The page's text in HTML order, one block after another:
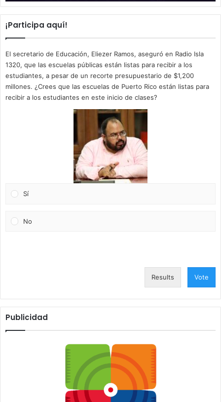
¡Participa aquí!
El secretario de Educación, Eliezer Ramos, aseguró en Radio Isla
1320, que las escuelas públicas están listas para recibir a los
estudiantes, a pesar de un recorte presupuestario de $1,200
millones. ¿Crees que las escuelas de Puerto Rico están listas para
recibir a los estudiantes en este inicio de clases?
Sí
No
Results Vote
Publicidad